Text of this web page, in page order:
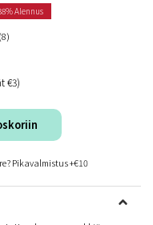
Alennus
(8)
€3)
Pikavalmistus +€10